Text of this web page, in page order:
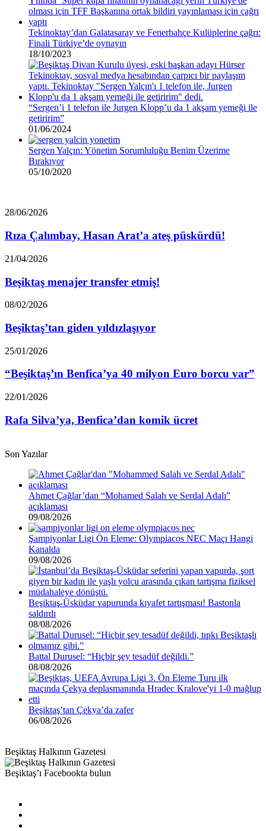
Tekinoktay’dan Galatasaray ve Fenerbahçe Kulüplerine çağrı:
Finali Türkiye’de oynayın
18/10/2023
“Sergen’i 1 telefon ile Jurgen Klopp’u da 1 akşam yemeği ile
getiririm”
01/06/2024
Sergen Yalçın: Yönetim Sorumluluğu Benim Üzerime
Bırakıyor
05/10/2020
Rıza
Hasan
Arat’a
ateş
püskürdü!
28/06/2026
Rıza Çalımbay, Hasan Arat’a ateş püskürdü!
Beşiktaş
transfer
etmiş!
21/04/2026
Beşiktaş menajer transfer etmiş!
Beşiktaş’tan
yıldızlaşıyor
08/02/2026
Beşiktaş’tan giden yıldızlaşıyor
“Beşiktaş’ın
40
milyon
Euro
var”
25/01/2026
“Beşiktaş’ın Benfica’ya 40 milyon Euro borcu var”
Rafa
Benfica’dan
komik
22/01/2026
Rafa Silva’ya, Benfica’dan komik ücret
Son Yazılar
Ahmet Çağlar’dan “Mohamed Salah ve Serdal Adalı”
açıklaması
09/08/2026
Şampiyonlar Ligi Ön Eleme: Olympiacos NEC Maçı Hangi
Kanalda
09/08/2026
Beşiktaş-Üsküdar vapurunda kıyafet tartışması! Bastonla
saldırdı
08/08/2026
Battal Durusel: “Hiçbir şey tesadüf değildi.”
08/08/2026
Beşiktaş’tan Çekya’da zafer
06/08/2026
Beşiktaş Halkının Gazetesi
Beşiktaş’ı Facebookta bulun